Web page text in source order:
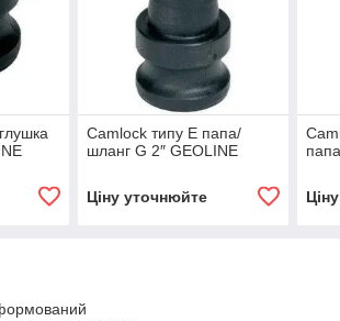
Camlock типу E папа/
шланг G 2″ GEOLINE
Ціну уточнюйте